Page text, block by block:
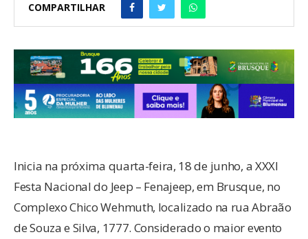
COMPARTILHAR
Inicia na próxima quarta-feira, 18 de junho, a XXXI
Festa Nacional do Jeep – Fenajeep, em Brusque, no
Complexo Chico Wehmuth, localizado na rua Abraão
de Souza e Silva, 1777. Considerado o maior evento